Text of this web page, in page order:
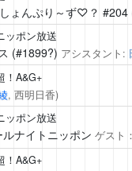
ょんぷり～ず♡？ #204
ッポン放送
(#1899?) アシスタント:
！A&G+
, 西明日香)
ッポン放送
ナイトニッポン ゲスト
！A&G+